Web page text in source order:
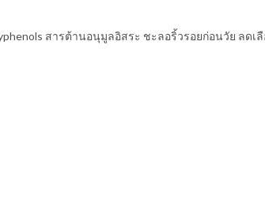
สารต้านอนุมูลอิสระ ชะลอริ้วรอยก่อนวัย ลดเ